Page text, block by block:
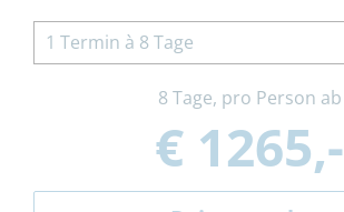
1 Termin à 8 Tage
8 Tage, pro Person ab
€ 1265,-